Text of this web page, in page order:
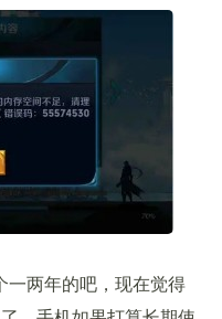
一两年的吧，现在觉得